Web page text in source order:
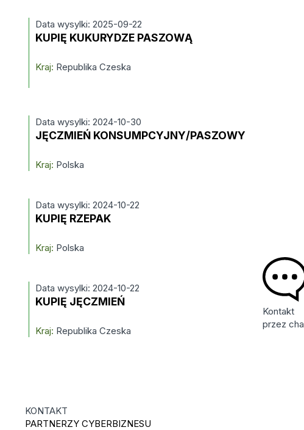
Data wysylki: 2025-09-22
KUPIĘ KUKURYDZE PASZOWĄ
Kraj: Republika Czeska
Data wysylki: 2024-10-30
JĘCZMIEŃ KONSUMPCYJNY/PASZOWY
Kraj: Polska
Data wysylki: 2024-10-22
KUPIĘ RZEPAK
Kraj: Polska
Data wysylki: 2024-10-22
KUPIĘ JĘCZMIEŃ
Kraj: Republika Czeska
Kontakt
przez
KONTAKT
PARTNERZY CYBERBIZNESU